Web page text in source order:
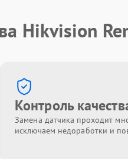
Hikvision
Контроль
Замена датчика проходит
исключаем недоработки и